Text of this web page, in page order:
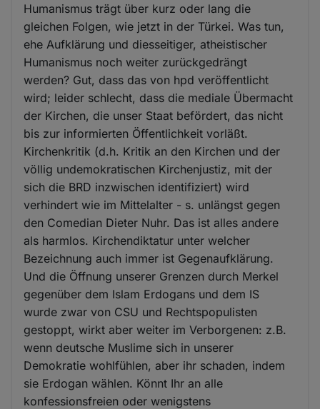
Humanismus trägt über kurz oder lang die
gleichen Folgen, wie jetzt in der Türkei. Was tun,
ehe Aufklärung und diesseitiger, atheistischer
Humanismus noch weiter zurückgedrängt
werden? Gut, dass das von hpd veröffentlicht
wird; leider schlecht, dass die mediale Übermacht
der Kirchen, die unser Staat befördert, das nicht
bis zur informierten Öffentlichkeit vorläßt.
Kirchenkritik (d.h. Kritik an den Kirchen und der
völlig undemokratischen Kirchenjustiz, mit der
sich die BRD inzwischen identifiziert) wird
verhindert wie im Mittelalter - s. unlängst gegen
den Comedian Dieter Nuhr. Das ist alles andere
als harmlos. Kirchendiktatur unter welcher
Bezeichnung auch immer ist Gegenaufklärung.
Und die Öffnung unserer Grenzen durch Merkel
gegenüber dem Islam Erdogans und dem IS
wurde zwar von CSU und Rechtspopulisten
gestoppt, wirkt aber weiter im Verborgenen: z.B.
wenn deutsche Muslime sich in unserer
Demokratie wohlfühlen, aber ihr schaden, indem
sie Erdogan wählen. Könnt Ihr an alle
konfessionsfreien oder wenigstens